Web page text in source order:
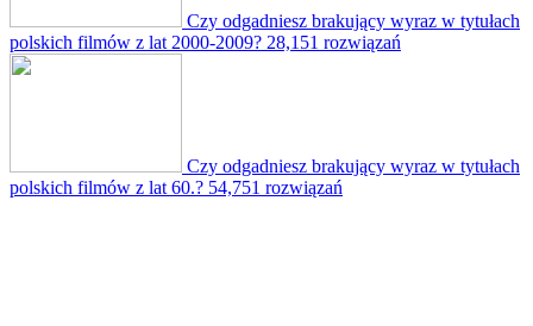
Czy odgadniesz brakujący wyraz w tytułach
polskich filmów z lat 2000-2009? 28,151 rozwiązań
Czy odgadniesz brakujący wyraz w tytułach
polskich filmów z lat 60.? 54,751 rozwiązań